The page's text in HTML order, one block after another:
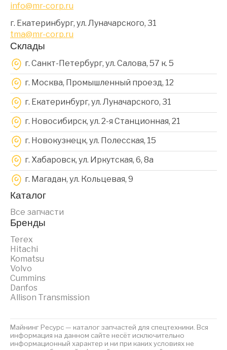
info@mr-corp.ru
г. Екатеринбург, ул. Луначарского, 31
tma@mr-corp.ru
Склады
г. Санкт-Петербург, ул. Салова, 57 к. 5
г. Москва, Промышленный проезд, 12
г. Екатеринбург, ул. Луначарского, 31
г. Новосибирск, ул. 2-я Станционная, 21
г. Новокузнецк, ул. Полесская, 15
г. Хабаровск, ул. Иркутская, 6, 8a
г. Магадан, ул. Кольцевая, 9
Каталог
Все запчасти
Бренды
Terex
Hitachi
Komatsu
Volvo
Cummins
Danfos
Allison Transmission
Майнинг Ресурс — каталог запчастей для спецтехники. Вся
информация на данном сайте несёт исключительно
информационный характер и ни при каких условиях не